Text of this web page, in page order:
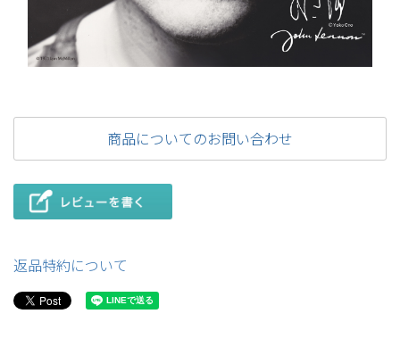
商品についてのお問い合わせ
返品特約について